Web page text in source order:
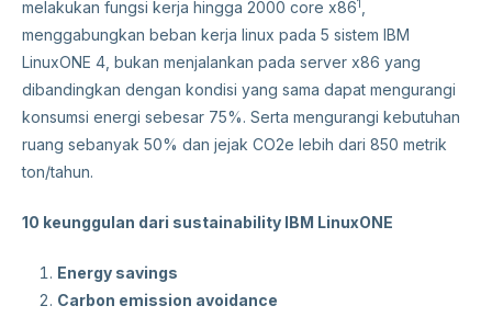
melakukan fungsi kerja hingga 2000 core x861
menggabungkan beban kerja linux pada 5 sistem IBM
LinuxONE 4, bukan menjalankan pada server x86 yang
dibandingkan dengan kondisi yang sama dapat mengurangi
konsumsi energi sebesar 75%. Serta mengurangi kebutuhan
ruang sebanyak 50% dan jejak CO2e lebih dari 850 metrik
ton/tahun.
10 keunggulan dari sustainability IBM LinuxONE
Energy savings
Carbon emission avoidance